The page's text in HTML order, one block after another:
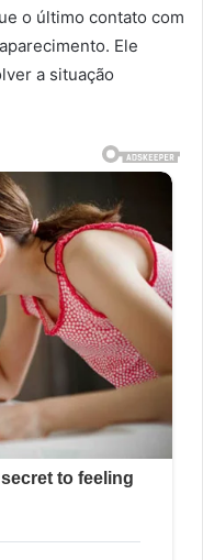
o último contato com
Ele
a situação